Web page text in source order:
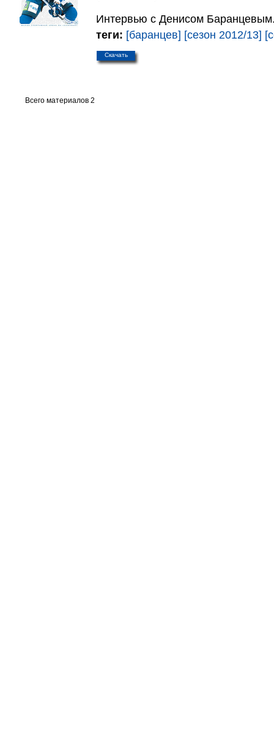
Интервью с Денисом
теги: [баранцев] [сезон 2012/13]
Скачать
Всего материалов 2